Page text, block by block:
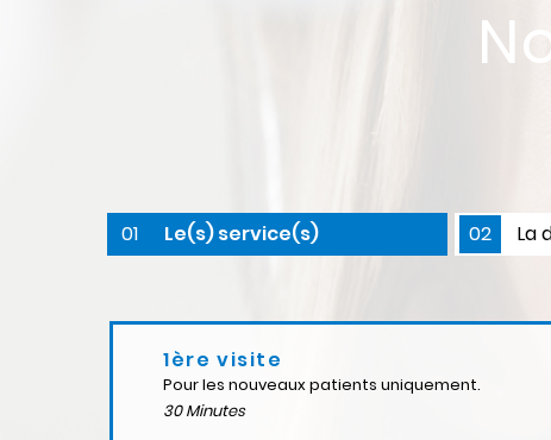
01 Le(s) service(s) 02 La
1ère visite
Pour les nouveaux patients uniquement.
30Minutes